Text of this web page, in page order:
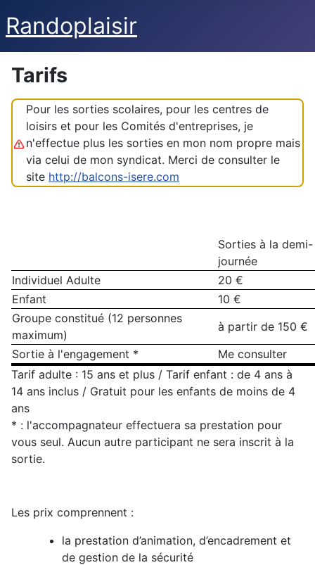
Randoplaisir
Tarifs
Pour les sorties scolaires, pour les centres de
loisirs et pour les Comités d'entreprises, je
n'effectue plus les sorties en mon nom propre mais
via celui de mon syndicat. Merci de consulter le
site http://balcons-isere.com
Sorties à la demi-
journée
Individuel Adulte
20 €
Enfant
10 €
Groupe constitué (12 personnes
maximum)
à partir de 150 €
Sortie à l'engagement *
Me consulter
Tarif adulte : 15 ans et plus / Tarif enfant : de 4 ans à
14 ans inclus / Gratuit pour les enfants de moins de 4
ans
* : l'accompagnateur effectuera sa prestation pour
vous seul. Aucun autre participant ne sera inscrit à la
sortie.
Les prix comprennent :
la prestation d’animation, d’encadrement et
de gestion de la sécurité